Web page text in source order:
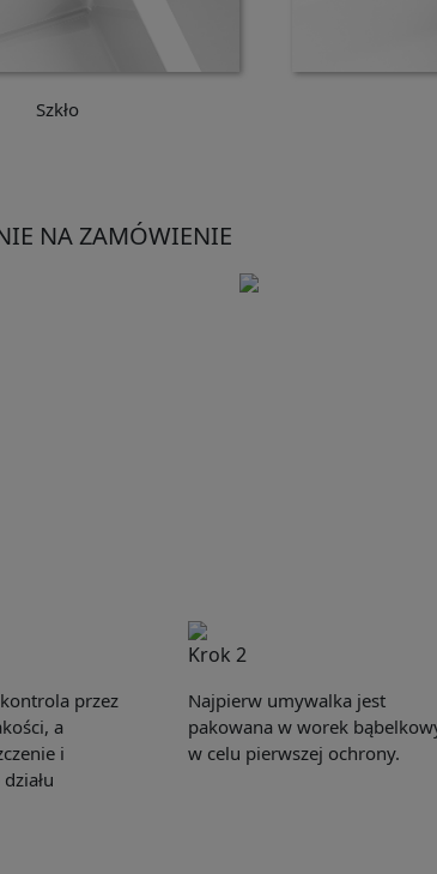
Szkło
NA ZAMÓWIENIE
przez
a
i
Krok 2
Najpierw umywalka jest
pakowana w worek
w celu pierwszej ochrony.